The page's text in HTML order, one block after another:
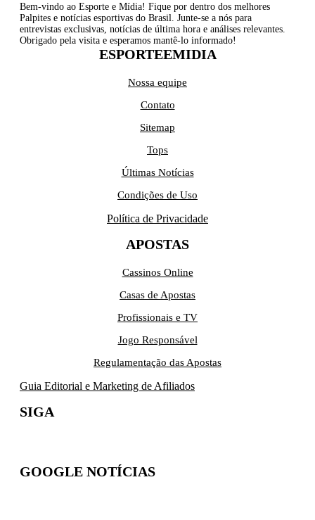
Bem-vindo ao Esporte e Mídia! Fique por dentro dos melhores
Palpites e notícias esportivas do Brasil. Junte-se a nós para
entrevistas exclusivas, notícias de última hora e análises relevantes.
Obrigado pela visita e esperamos mantê-lo informado!
ESPORTEEMIDIA
Nossa equipe
Contato
Sitemap
Tops
Últimas Notícias
Condições de Uso
Política de Privacidade
APOSTAS
Cassinos Online
Casas de Apostas
Profissionais e TV
Jogo Responsável
Regulamentação das Apostas
Guia Editorial e Marketing de Afiliados
SIGA
GOOGLE NOTÍCIAS